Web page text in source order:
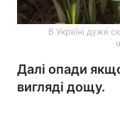
В Україні дуже
Далі опади
вигляді дощу.